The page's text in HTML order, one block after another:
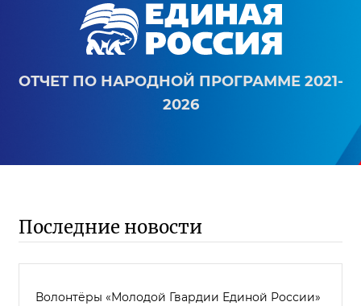
ОТЧЕТ ПО НАРОДНОЙ ПРОГРАММЕ 2021-
2026
Последние новости
Волонтёры «Молодой Гвардии Единой России»